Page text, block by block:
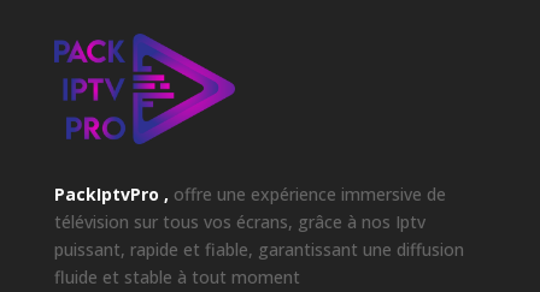
PackIptvPro , offre une expérience immersive de
télévision sur tous vos écrans, grâce à nos Iptv
puissant, rapide et fiable, garantissant une diffusion
fluide et stable à tout moment